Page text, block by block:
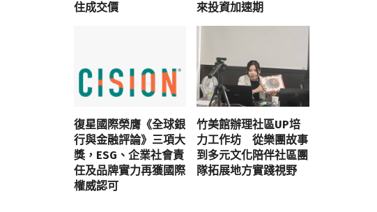
住成交價
來投資加速期
復星國際榮膺《全球銀
行與金融評論》三項大
獎，ESG、企業社會責
任及品牌實力再獲國際
權威認可
竹美館辦理社區UP培
力工作坊 從樂團故事
到多元文化陪伴社區團
隊拓展地方實踐視野